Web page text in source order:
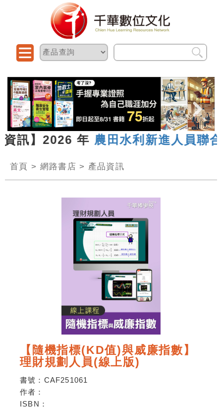
】2026 年農田水利新進人員聯合
首頁 > 網路書店 > 產品資訊
【隨機指標(KD值)與威廉指數】
理財規劃人員(線上版)
書號： CAF251061
作者：
ISBN：